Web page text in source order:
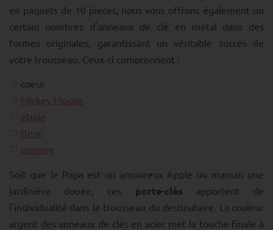
en paquets de 10 pièces, nous vous offrons également un
certain nombres d'anneaux de clé en métal dans des
formes originales, garantissant un véritable succès de
votre trousseau. Ceux-ci comprennent :
coeur
Mickey Mouse
étoile
fleur
pomme
Soit que le Papa est un amoureux Apple ou maman une
jardinière douée, ces porte-clés apportent de
l'individualité dans le trousseau du destinataire. La couleur
argent des anneaux de clés en acier met la touche finale à